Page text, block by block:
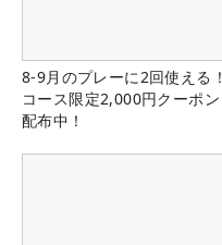
8-9月のプレーに2回使える！
コース限定2,000円クーポン
配布中！